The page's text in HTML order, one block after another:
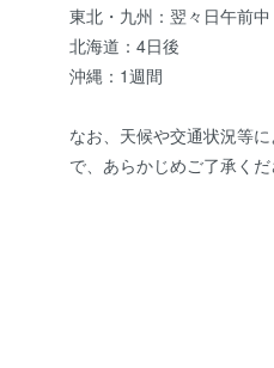
東北・九州：翌々日午前中
北海道：4日後
沖縄：1週間
なお、天候や交通状況等
で、あらかじめご了承くだ